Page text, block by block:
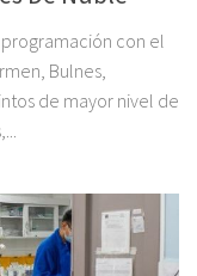
con el
Bulnes,
de mayor nivel de